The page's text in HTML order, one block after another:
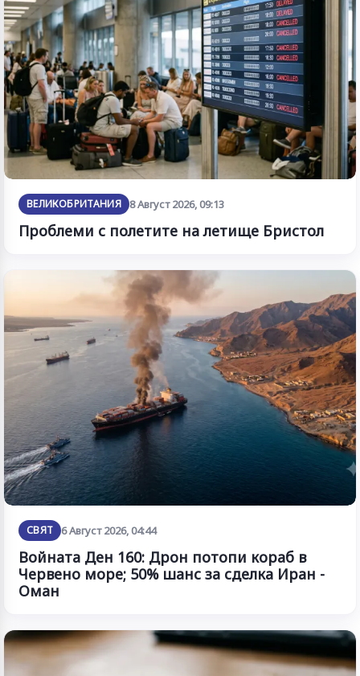
ВЕЛИКОБРИТАНИЯ 8 Август 2026, 09:13
Проблеми с полетите на летище Бристол
СВЯТ 6 Август 2026, 04:44
Войната Ден 160: Дрон потопи кораб в
Червено море; 50% шанс за сделка Иран -
Оман